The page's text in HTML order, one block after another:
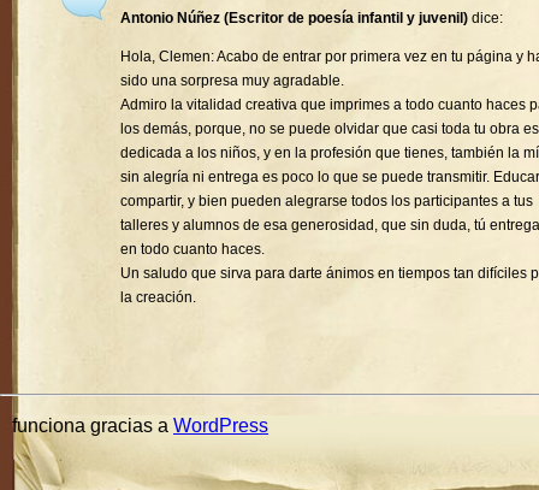
Antonio Núñez (Escritor de poesía infantil y juvenil) dice:
Hola, Clemen: Acabo de entrar por primera vez en tu página y
sido una sorpresa muy agradable.
Admiro la vitalidad creativa que imprimes a todo cuanto haces
los demás, porque, no se puede olvidar que casi toda tu obra
dedicada a los niños, y en la profesión que tienes, también la
sin alegría ni entrega es poco lo que se puede transmitir.
compartir, y bien pueden alegrarse todos los participantes a tus
talleres y alumnos de esa generosidad, que sin duda, tú
en todo cuanto haces.
Un saludo que sirva para darte ánimos en tiempos tan difíciles
la creación.
funciona gracias a WordPress